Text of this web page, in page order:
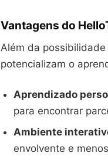
Vantagens do
Além da
potencializam o
Aprendizado
para encontrar
Ambiente
envolvente e